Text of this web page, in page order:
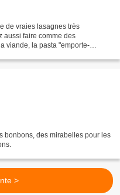
de vraies lasagnes très
aussi faire comme des
viande, la pasta "emporte-
bonbons, des mirabelles pour les
>